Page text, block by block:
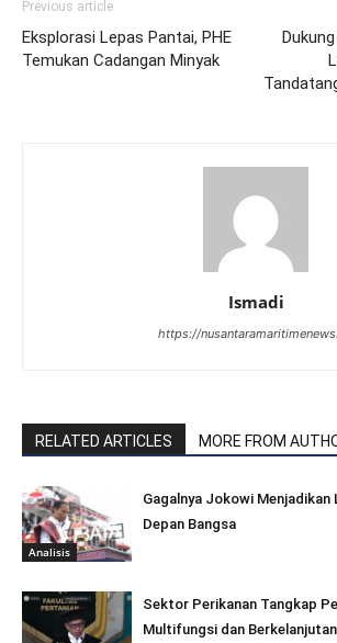
Previous article
Eksplorasi Lepas Pantai, PHE
Temukan Cadangan Minyak
Ismadi
https://
RELATED ARTICLES MORE FROM
Analisis
Gagalnya Jokowi Menjadikan
Depan Bangsa
Sektor Perikanan Tangkap
Multifungsi dan Berkelanjutan